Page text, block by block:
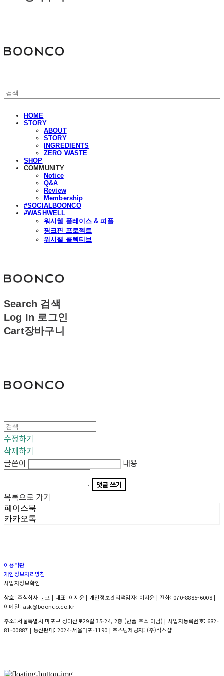
HOME
STORY
ABOUT
STORY
INGREDIENTS
ZERO WASTE
SHOP
COMMUNITY
Notice
Q&A
Review
Membership
#SOCIALBOONCO
#WASHWELL
워시웰 플레이스 & 피플
핑크핀 프로젝트
워시웰 콜렉티브
Search 검색
Log In 로그인
Cart장바구니
수정하기
삭제하기
글쓴이
내용
댓글 쓰기
목록으로 가기
페이스북
카카오톡
이용약관
개인정보처리방침
사업자정보확인
상호: 주식회사 분코 | 대표: 이지윤 | 개인정보관리책임자: 이지윤 | 전화: 070-8885-6008 |
이메일: ask@boonco.co.kr
주소: 서울특별시 마포구 성미산로29길 35-24, 2층 (반품 주소 아님) | 사업자등록번호: 682-
81-00887 | 통신판매: 2024-서울마포-1190 | 호스팅제공자: (주)식스샵